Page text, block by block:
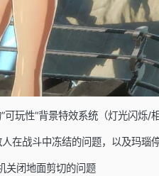
可玩性”背景特效系统（灯光闪烁/
在战斗中冻结的问题，以及玛瑙
关闭地面剪切的问题